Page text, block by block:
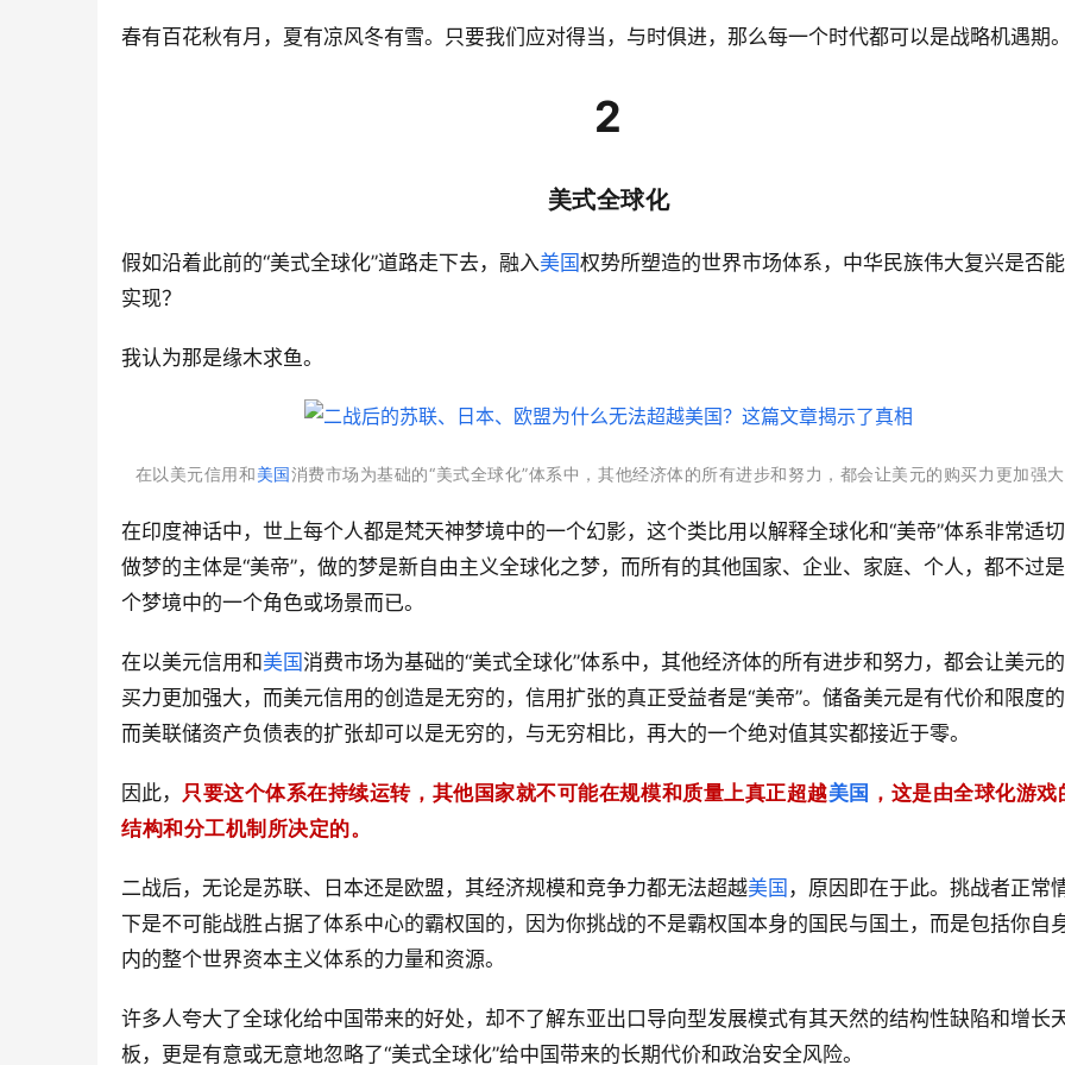
春有百花秋有月，夏有凉风冬有雪。只要我们应对得当，与时俱进，那么每一个时代都可以是战略机遇期。
2
美式全球化
假如沿着此前的“美式全球化”道路走下去，融入美国权势所塑造的世界市场体系，中华民族伟大复兴是否
实现？
我认为那是缘木求鱼。
在以美元信用和美国消费市场为基础的“美式全球化”体系中，其他经济体的所有进步和努力，都会让美元的购买力更加强大
在印度神话中，世上每个人都是梵天神梦境中的一个幻影，这个类比用以解释全球化和“美帝”体系非常适切
做梦的主体是“美帝”，做的梦是新自由主义全球化之梦，而所有的其他国家、企业、家庭、个人，都不过
个梦境中的一个角色或场景而已。
在以美元信用和 美国消费市场为基础的“美式全球化”体系中，其他经济体的所有进步和努力，都会让美元
买力更加强大，而美元信用的创造是无穷的，信用扩张的真正受益者是“美帝”。储备美元是有代价和限度的
而美联储资产负债表的扩张却可以是无穷的，与无穷相比，再大的一个绝对值其实都接近于零。
因此， 只要这个体系在持续运转，其他国家就不可能在规模和质量上真正超越美国 ，这是由全球化游戏
结构和分工机制所决定的。
二战后，无论是苏联、日本还是欧盟，其经济规模和竞争力都无法超越美国 ，原因即在于此。挑战者正常
下是不可能战胜占据了体系中心的霸权国的，因为你挑战的不是霸权国本身的国民与国土，而是包括你自
内的整个世界资本主义体系的力量和资源。
许多人夸大了全球化给中国带来的好处，却不了解东亚出口导向型发展模式有其天然的结构性缺陷和增长
板，更是有意或无意地忽略了“美式全球化”给中国带来的长期代价和政治安全风险。